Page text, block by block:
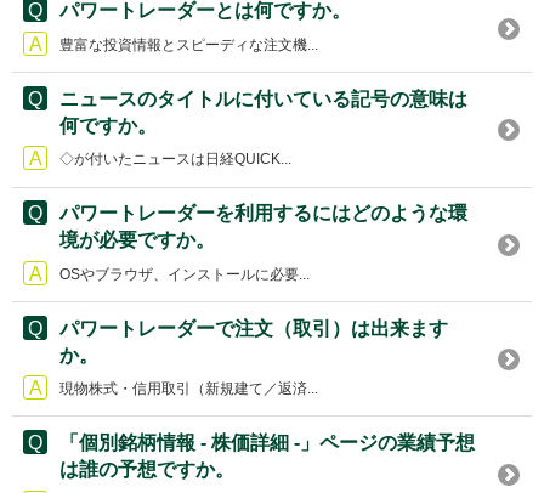
パワートレーダーとは何ですか。
豊富な投資情報とスピーディな注文機...
ニュースのタイトルに付いている記号の意味は
何ですか。
◇が付いたニュースは日経QUICK...
パワートレーダーを利用するにはどのような環
境が必要ですか。
OSやブラウザ、インストールに必要...
パワートレーダーで注文（取引）は出来ます
か。
現物株式・信用取引（新規建て／返済...
「個別銘柄情報 - 株価詳細 -」ページの業績予想
は誰の予想ですか。